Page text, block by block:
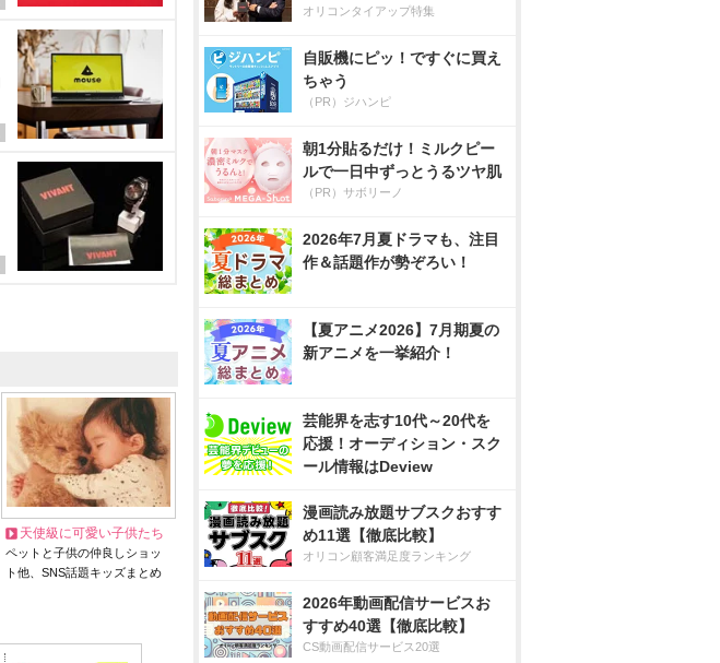
天使級に可愛い子供たち
ペットと子供の仲良しショッ
ト他、SNS話題キッズまとめ
オリコンタイアップ特集
自販機にピッ！ですぐに買え
ちゃう
（PR）ジハンピ
朝1分貼るだけ！ミルクピー
ルで一日中ずっとうるツヤ肌
（PR）サボリーノ
2026年7月夏ドラマも、注目
作＆話題作が勢ぞろい！
【夏アニメ2026】7月期夏の
新アニメを一挙紹介！
芸能界を志す10代～20代を
応援！オーディション・スク
ール情報はDeview
漫画読み放題サブスクおすす
め11選【徹底比較】
オリコン顧客満足度ランキング
2026年動画配信サービスお
すすめ40選【徹底比較】
CS動画配信サービス20選